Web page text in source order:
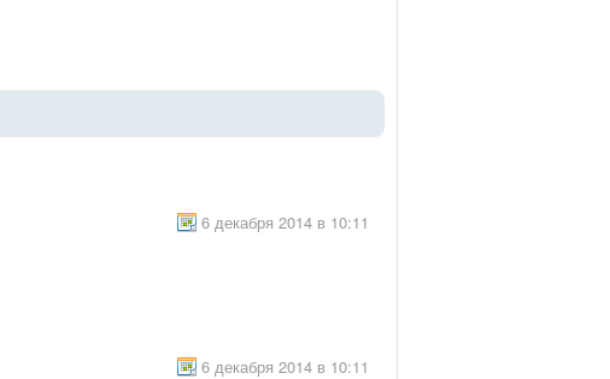
6 декабря 2014 в 10:11
6 декабря 2014 в 10:11